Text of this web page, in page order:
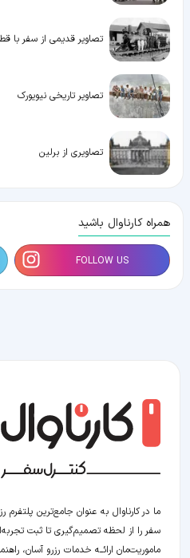
تصاویر قدیمی از سفر با
تصاویر تاریخی نیویورک
تصاویری از برلین
همراه کارناوال باشید
FOLLOW US
ما در کارناوال به عنوان جامع‌ترین
سفر را از لحظه‌ تصمیم‌گیری تا ثبت
ماموریت‌مان اراﺋــﻪ خدمات رزرو آسان،